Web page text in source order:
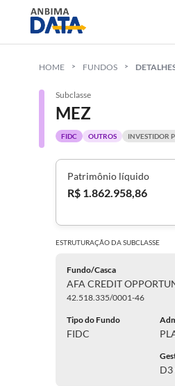
HOME FUNDOS
Subclasse
MEZ
FIDC OUTROS INVESTIDOR
Patrimônio líquido
R$ 1.862.958,86
ESTRUTURAÇÃO DASUBCLASSE
Fundo/Casca
AFA CREDIT
42.518.335/0001-46
Tipo do Fundo
FIDC
D3